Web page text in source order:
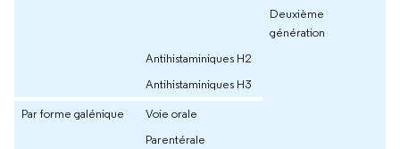
Deuxième
génération
Antihistaminiques H2
Antihistaminiques H3
Par forme galénique
Voie orale
Parentérale